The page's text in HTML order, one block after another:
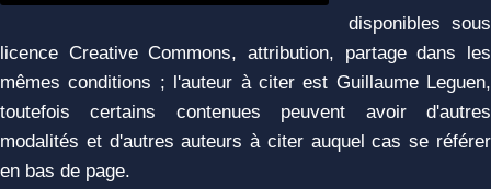
disponibles sous
licence Creative Commons, attribution, partage dans les
mêmes conditions ; l'auteur à citer est Guillaume Leguen,
toutefois certains contenues peuvent avoir d'autres
modalités et d'autres auteurs à citer auquel cas se référer
en bas de page.